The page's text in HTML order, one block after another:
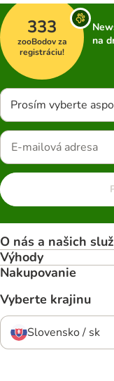
333
zooBodov za
registráciu!
na
Prosím vyberte
O nás a našich
Výhody
Nakupovanie
Vyberte krajinu
Slovensko / sk